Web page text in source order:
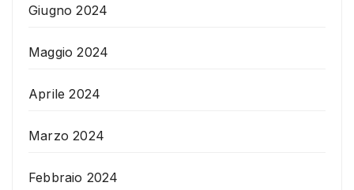
Giugno 2024
Maggio 2024
Aprile 2024
Marzo 2024
Febbraio 2024